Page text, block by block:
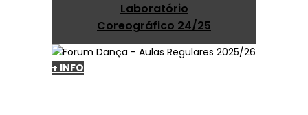
Laboratório
Coreográfico 24/25
+ INFO